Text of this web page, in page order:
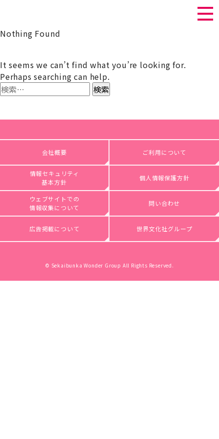
Nothing Found
It seems we can’t find what you’re looking for.
Perhaps searching can help.
検
索:
会社概要 ご利用について
情報セキュリティ
基本方針
個人情報保護方針
ウェブサイトでの
情報収集について
問い合わせ
広告掲載について 世界文化社グループ
© Sekaibunka Wonder Group All Rights Reserved.